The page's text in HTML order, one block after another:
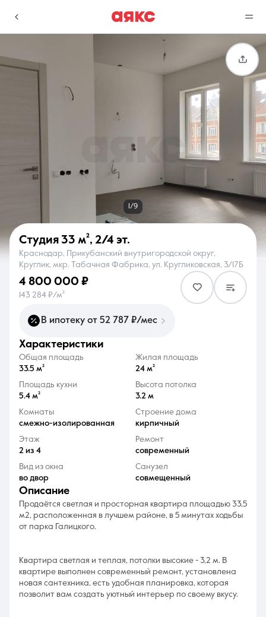
г. Краснодар
Сравнение
0 объявлений
О компании Контакты
8 (861) 297-00-00
Ежедневно с 08:30 до 20:00
1/9
Студия 33 м², 2/4 эт.
Краснодар, Прикубанский внутригородской округ,
Круглик, мкр. Табачная Фабрика, ул. Кругликовская, 3/17Б
4 800 000 ₽
143 284 ₽/м²
В ипотеку от 52 787 ₽/мес
характеристики
Общая площадь
33.5 м²
Жилая площадь
24 м²
Площадь кухни
5.4 м²
Высота потолка
3.2 м
Комнаты
смежно-изолированная
Строение дома
кирпичный
Этаж
2 из 4
Ремонт
современный
Вид из окна
во двор
Санузел
совмещенный
описание
Продаётся светлая и просторная квартира площадью 33,5
м2, расположенная в лучшем районе, в 5 минутах ходьбы
от парка Галицкого.
Квартира светлая и теплая, потолки высокие - 3,2 м. В
квартире выполнен современный ремонт, установлена
новая сантехника, есть удобная планировка, которая
позволит вам создать уютный интерьер по своему вкусу.